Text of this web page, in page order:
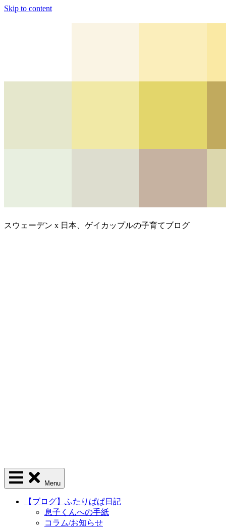
Skip to content
スウェーデン x 日本、ゲイカップルの子育てブログ
Menu
【ブログ】ふたりぱぱ日記
息子くんへの手紙
コラム/お知らせ